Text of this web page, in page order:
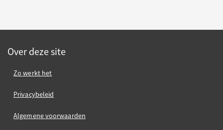
Over deze site
Zo werkt het
Privacybeleid
Algemene voorwaarden